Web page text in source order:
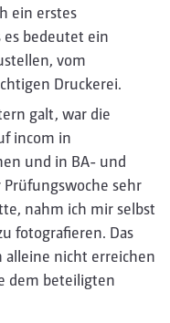
ein erstes
es bedeutet ein
vom
Druckerei.
galt, war die
incom in
und in BA- und
sehr
nahm ich mir selbst
fotografieren. Das
alleine nicht erreichen
dem beteiligten